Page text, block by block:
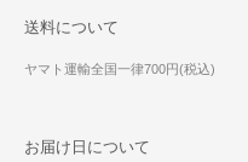
送料について
ヤマト運輸全国一律700円(税込)
お届け日について